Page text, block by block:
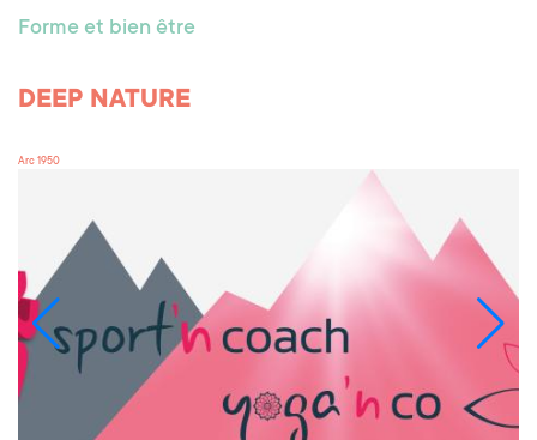
Forme et bien être
DEEP NATURE
Arc 1950